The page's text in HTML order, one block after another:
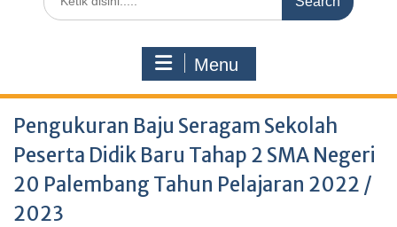
for:
Menu
Pengukuran Baju Seragam Sekolah
Peserta Didik Baru Tahap 2 SMA Negeri
20 Palembang Tahun Pelajaran 2022 /
2023